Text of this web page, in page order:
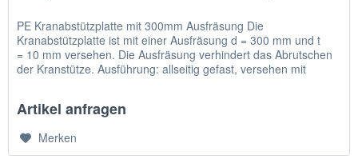
PE Kranabstützplatte mit 300mm Ausfräsung Die
Kranabstützplatte ist mit einer Ausfräsung d = 300 mm und t
= 10 mm versehen. Die Ausfräsung verhindert das Abrutschen
der Kranstütze. Ausführung: allseitig gefast, versehen mit
Artikel anfragen
Merken